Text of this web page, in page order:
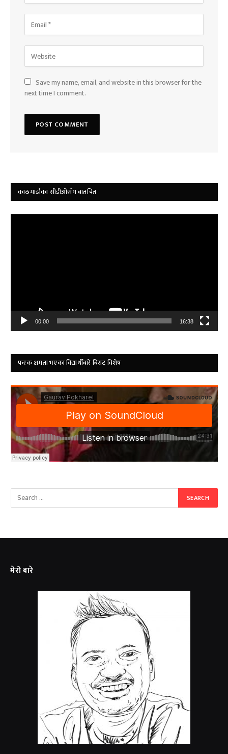
Save my name, email, and website in this browser for the
next time I comment.
काठमाडौंका सीडीओसँग बातचित
00:00 16:38
फरक क्षमता भएका विद्यार्थीबारे बिराट विशेष
मेरो बारे